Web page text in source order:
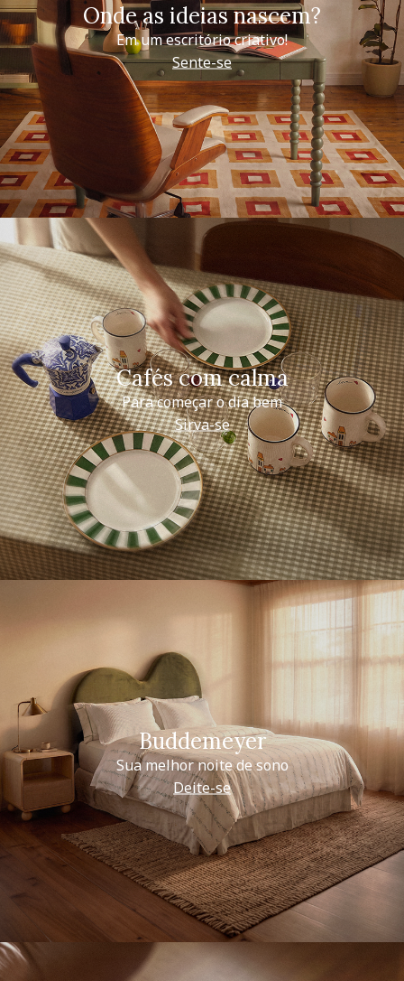
Onde as ideias nascem?
Em um escritório criativo!
Sente-se
Cafés com calma
Para começar o dia bem
Sirva-se
Buddemeyer
Sua melhor noite de sono
Deite-se